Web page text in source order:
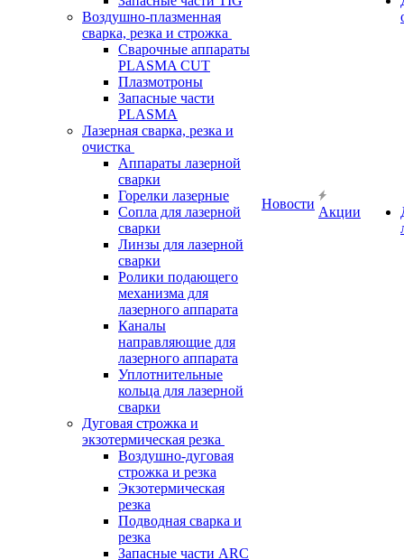
Воздушно-плазменная
сварка, резка и строжка
Сварочные аппараты
PLASMA CUT
Плазмотроны
Запасные части
PLASMA
Лазерная сварка, резка и
очистка
Аппараты лазерной
сварки
Горелки лазерные
Сопла для лазерной
сварки
Линзы для лазерной
сварки
Ролики подающего
механизма для
лазерного аппарата
Каналы
направляющие для
лазерного аппарата
Уплотнительные
кольца для лазерной
сварки
Дуговая строжка и
экзотермическая резка
Воздушно-дуговая
строжка и резка
Экзотермическая
резка
Подводная сварка и
резка
Запасные части ARC
Новости
Акции